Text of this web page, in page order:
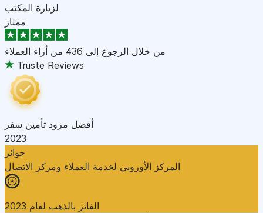
لزيارة المكتب
ممتاز
من خلال الرجوع إلى 436 من أراء العملاء
Truste Reviews
أفضل مزود تأمين سفر
2023
جوائز
المركز الأوروبي لخدمة العملاء ومركز الاتصال
الفائز بالذهب لعام 2023